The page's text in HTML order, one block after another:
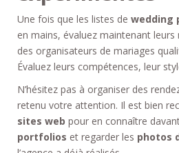
Une fois que les listes de wedding
en mains, évaluez maintenant
des organisateurs de mariages
Évaluez leurs compétences, leur
N’hésitez pas à organiser des
retenu votre attention. Il est bien
sites web pour en connaître
portfolios et regarder les photos